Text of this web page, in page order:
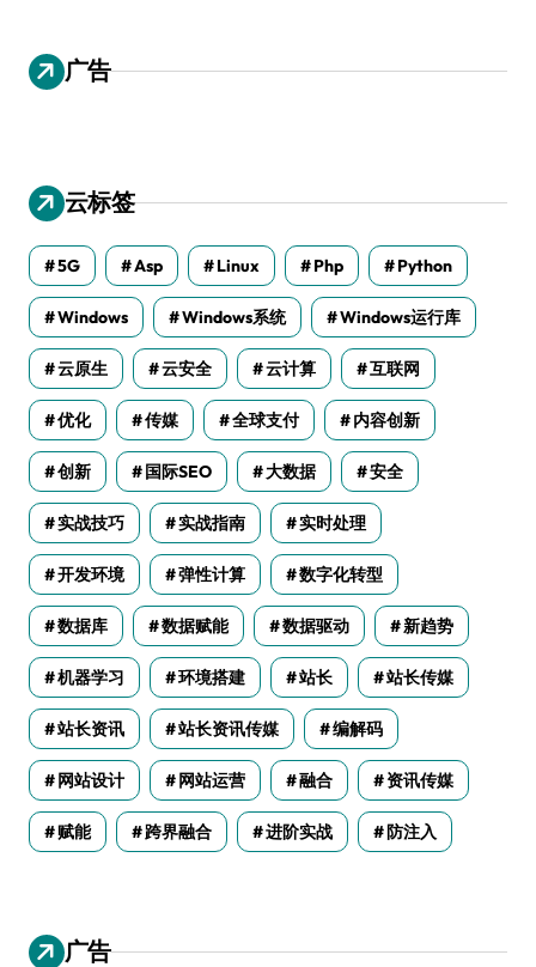
广告
云标签
5G Asp Linux Php Python
Windows Windows系统 Windows运行库
云原生 云安全 云计算 互联网
优化 传媒 全球支付 内容创新
创新 国际SEO 大数据 安全
实战技巧 实战指南 实时处理
开发环境 弹性计算 数字化转型
数据库 数据赋能 数据驱动 新趋势
机器学习 环境搭建 站长 站长传媒
站长资讯 站长资讯传媒 编解码
网站设计 网站运营 融合 资讯传媒
赋能 跨界融合 进阶实战 防注入
广告